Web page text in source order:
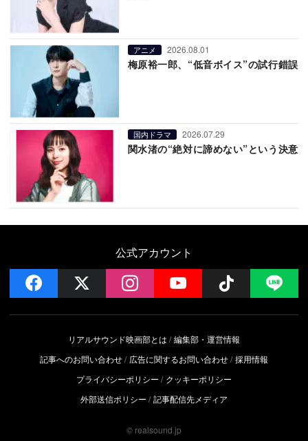
アニメ 2026.08.01
梅原裕一郎、“低音ボイス”の試行錯誤
国内ドラマ 2026.07.29
関水渚の“絶対に諦めない”という決意
公式アカウント
facebook instagramYouTube Follow
リアルサウンド映画部とは
編集部・運営情報
記事へのお問い合わせ
広告に関するお問い合わせ 採用情報
プライバシーポリシー
クッキーポリシー
外部送信ポリシー
記事配信先メディア
© realsound.jp